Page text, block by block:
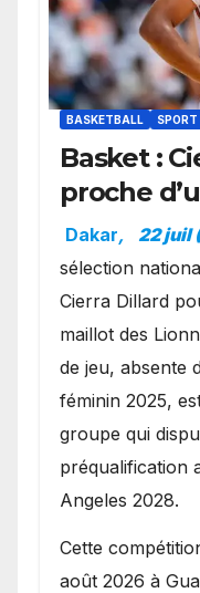
BASKETBALL SPORT
Basket :
proche
avec les
Dakar, 22 juil
sélection
Cierra Dillard
maillot des
de jeu, absente
féminin 2025,
groupe qui
préqualification
Angeles 2028.
Cette
août 2026 à